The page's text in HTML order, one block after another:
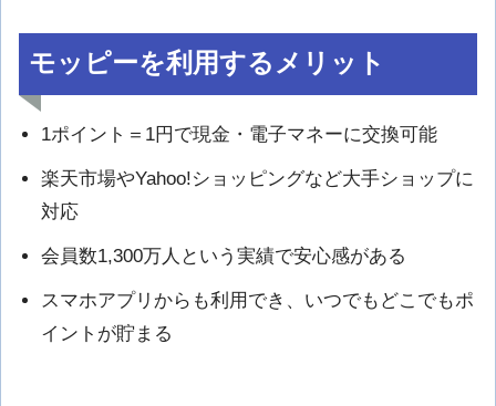
モッピーを利用するメリット
1ポイント＝1円で現金・電子マネーに交換可能
楽天市場やYahoo!ショッピングなど大手ショップに
対応
会員数1,300万人という実績で安心感がある
スマホアプリからも利用でき、いつでもどこでもポ
イントが貯まる